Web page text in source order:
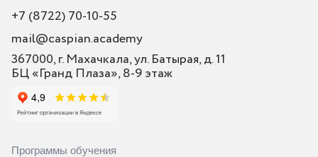
+7 (8722) 70-10-55
mail@caspian.academy
367000, г. Махачкала, ул. Батырая, д. 11
БЦ «Гранд Плаза», 8-9 этаж
Программы обучения